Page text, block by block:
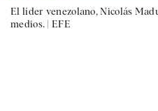
El líder venezolano, Nicolás
medios. | EFE